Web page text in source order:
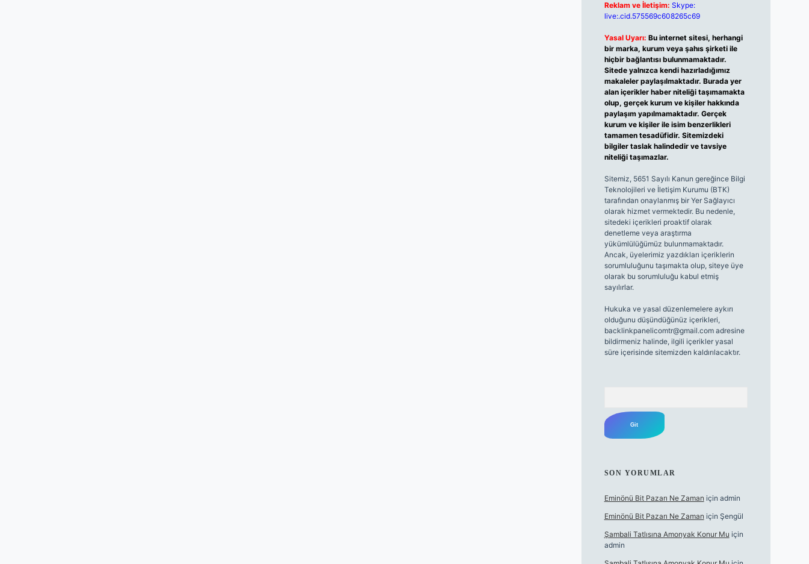
Reklam ve İletişim: Skype:
live:.cid.575569c608265c69
Yasal Uyarı: Bu internet sitesi, herhangi
bir marka, kurum veya şahıs şirketi ile
hiçbir bağlantısı bulunmamaktadır.
Sitede yalnızca kendi hazırladığımız
makaleler paylaşılmaktadır. Burada yer
alan içerikler haber niteliği taşımamakta
olup, gerçek kurum ve kişiler hakkında
paylaşım yapılmamaktadır. Gerçek
kurum ve kişiler ile isim benzerlikleri
tamamen tesadüfidir. Sitemizdeki
bilgiler taslak halindedir ve tavsiye
niteliği taşımazlar.
Sitemiz, 5651 Sayılı Kanun gereğince Bilgi
Teknolojileri ve İletişim Kurumu (BTK)
tarafından onaylanmış bir Yer Sağlayıcı
olarak hizmet vermektedir. Bu nedenle,
sitedeki içerikleri proaktif olarak
denetleme veya araştırma
yükümlülüğümüz bulunmamaktadır.
Ancak, üyelerimiz yazdıkları içeriklerin
sorumluluğunu taşımakta olup, siteye üye
olarak bu sorumluluğu kabul etmiş
sayılırlar.
Hukuka ve yasal düzenlemelere aykırı
olduğunu düşündüğünüz içerikleri,
backlinkpanelicomtr@gmail.comadresine
bildirmeniz halinde, ilgili içerikler yasal
süre içerisinde sitemizden kaldırılacaktır.
SON YORUMLAR
Eminönü Bit Pazarı Ne Zaman için admin
Eminönü Bit Pazarı Ne Zaman için Şengül
Şambali Tatlısına Amonyak Konur Mu için
admin